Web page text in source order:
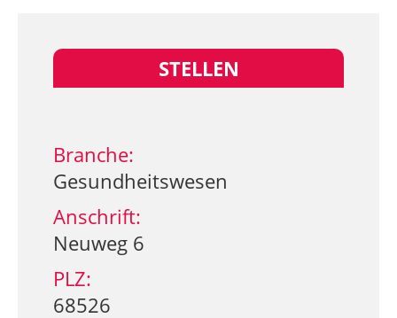
STELLEN
Branche:
Gesundheitswesen
Anschrift:
Neuweg 6
PLZ:
68526